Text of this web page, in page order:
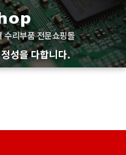
리부품 전문쇼핑몰
성을 다합니다.